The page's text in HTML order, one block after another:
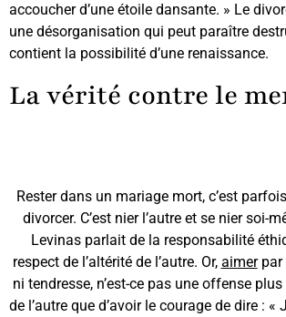
accoucher d’une étoile dansante. » Le
une désorganisation qui peut paraître
contient la possibilité d’une renaissance.
La vérité contre le
Rester dans un mariage mort, c’est
divorcer. C’est nier l’autre et se nier soi-
Levinas parlait de la responsabilité
respect de l’altérité de l’autre. Or, aimerpar
ni tendresse, n’est-ce pas une offense
de l’autre que d’avoir le courage de dire : «